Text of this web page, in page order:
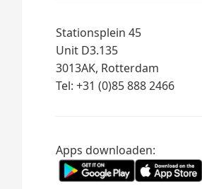
Stationsplein 45
Unit D3.135
3013AK, Rotterdam
Tel: +31 (0)85 888 2466
Apps downloaden: